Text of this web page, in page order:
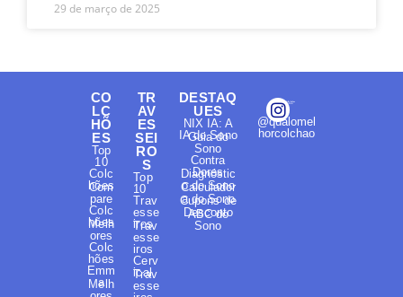
29 de março de 2025
CO
LC
HÕ
ES
Top
10
Colc
hões
Com
pare
Colc
hões
Melh
ores
Colc
hões
Emm
a
Melh
TR
AV
ES
SEI
RO
S
Top
10
Trav
esse
iros
Trav
esse
iros
Cerv
ical
Trav
esse
DESTAQ
UES
NIX IA: A
IA do Sono
Guia do
Sono
Contra
Dores
Diagnóstic
o do Sono
Calculador
a do Sono
Cupons de
Desconto
ABC do
Sono
@qualomel
horcolchao